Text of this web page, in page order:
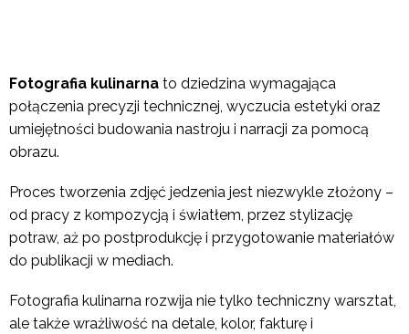
Fotografia kulinarna to dziedzina wymagająca
połączenia precyzji technicznej, wyczucia estetyki oraz
umiejętności budowania nastroju i narracji za pomocą
obrazu.
Proces tworzenia zdjęć jedzenia jest niezwykle złożony –
od pracy z kompozycją i światłem, przez stylizację
potraw, aż po postprodukcję i przygotowanie materiałów
do publikacji w mediach.
Fotografia kulinarna rozwija nie tylko techniczny warsztat,
ale także wrażliwość na detale, kolor, fakturę i